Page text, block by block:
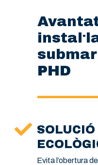
PHD
Evita l’obertura